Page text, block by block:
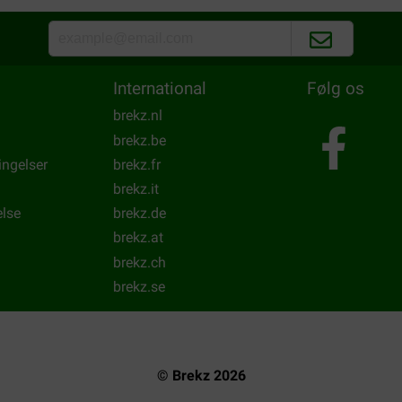
International
brekz.nl
brekz.be
brekz.fr
brekz.it
brekz.de
brekz.at
brekz.ch
brekz.se
Følg os
© Brekz 2026